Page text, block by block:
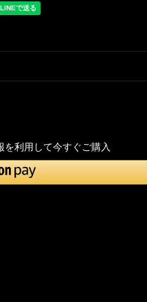
利用して今すぐご購入